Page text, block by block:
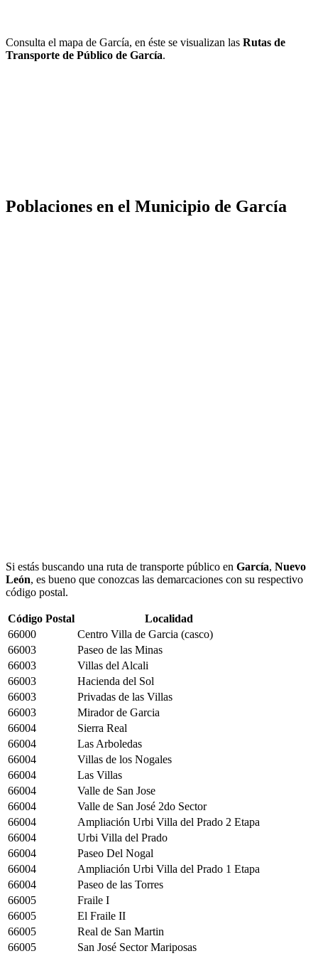
Consulta el mapa de García, en éste se visualizan las Rutas de
Transporte de Público de García.
Poblaciones en el Municipio de García
Si estás buscando una ruta de transporte público en García, Nuevo
León, es bueno que conozcas las demarcaciones con su respectivo
código postal.
Código Postal
Localidad
66000
Centro Villa de Garcia (casco)
66003
Paseo de las Minas
66003
Villas del Alcali
66003
Hacienda del Sol
66003
Privadas de las Villas
66003
Mirador de Garcia
66004
Sierra Real
66004
Las Arboledas
66004
Villas de los Nogales
66004
Las Villas
66004
Valle de San Jose
66004
Valle de San José 2do Sector
66004
Ampliación Urbi Villa del Prado 2 Etapa
66004
Urbi Villa del Prado
66004
Paseo Del Nogal
66004
Ampliación Urbi Villa del Prado 1 Etapa
66004
Paseo de las Torres
66005
Fraile I
66005
El Fraile II
66005
Real de San Martin
66005
San José Sector Mariposas